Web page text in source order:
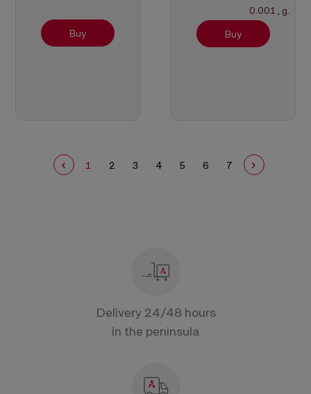
VerificadaBuy
CBE320Mi +
Verificada
0.001 , g.
Buy
1 2 3 4 5 6 7
Delivery 24/48 hours
in the peninsula